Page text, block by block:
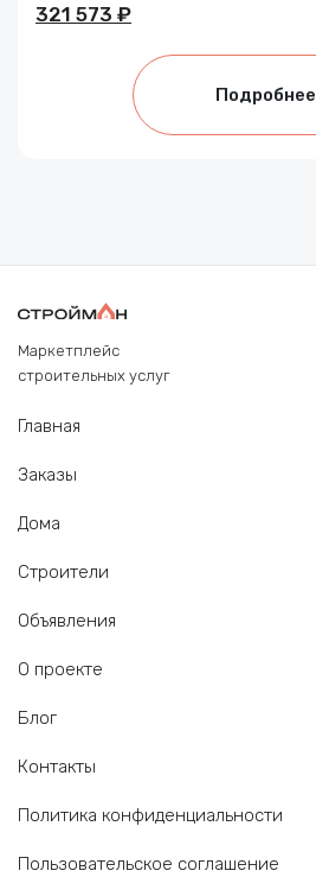
321 573 ₽
Подробнее
Маркетплейс
строительных услуг
Главная
Заказы
Дома
Строители
Объявления
О проекте
Блог
Контакты
Политика конфиденциальности
Пользовательское соглашение